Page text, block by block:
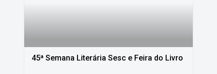
45ª Semana Literária Sesc e Feira do Livro